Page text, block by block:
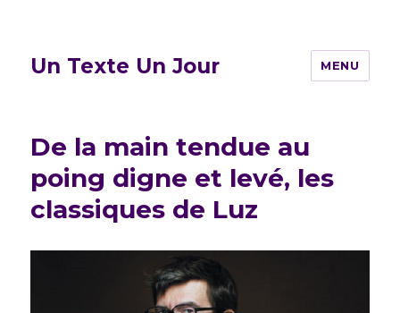
Un Texte Un Jour MENU
De la main tendue au
poing digne et levé, les
classiques de Luz